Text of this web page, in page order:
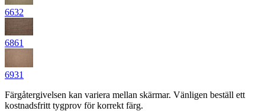
6632
6861
6931
Färgåtergivelsen kan variera mellan skärmar. Vänligen beställ ett
kostnadsfritt tygprov för korrekt färg.